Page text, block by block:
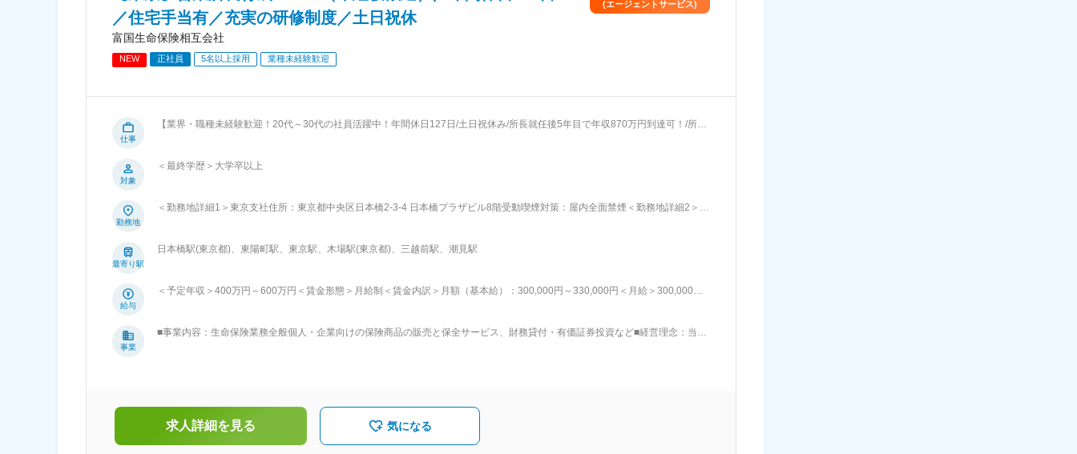
駅、静岡駅、第一通り駅、伏見駅(愛知県)、三井
寺駅、四条駅(京都市営)、福島駅(大阪府・阪神
線)、なんば駅(地下鉄)、神戸三宮駅(阪神)、県庁
通り駅、袋町駅、阿波富田駅、高松築港駅、松
山市駅、県庁前駅(高知県)、旦過駅、中洲川端
前駅、西別院駅、京成千葉駅、三越前駅、新宿
西口駅、東池袋四丁目駅、立川南駅、日吉町
河原町駅、北新地駅、大阪難波駅、貿易センタ
長崎駅前駅、熊本城・市役所前駅、甲東中学校
／住宅手当有／充実の研修制度／土日祝休
富国生命保険相互会社
(エージェントサービス)
NEW 正社員 5名以上採用 業種未経験歓迎
仕事
【業界・職種未経験歓迎！20代～30代の社員活躍中！年間休日127日/土日祝休み/所長就任後5年目で年収870万円到達可！/所定
コースです。 未経験採用を前提としているため、研修などの育成体制は充実しております。 営業所長昇格後は全国461の各営業
・営業戦略の策定,販促用ツールの企画 ・営業所の実績向上を目的とした、キャンペーンやイベントの企画・運営 ■入社後の流
さま対応等の現場での個人営業を経験 ↓ ・事務研修／2ヵ月 お客さま対応や事務処理、経営費管理、労務管理等の習得 ↓ ・採用
共に育児休職取得率は100%！ ・時差出勤制度、社宅制度（営業所長就任後、利用可）も完備 ・住宅手当や家族手当、退職金手
へお支払いする保険）なので、配当還元が充実しており、実質的な保険料負担の軽減を図っております。「健康配当」にも注力
しており、健康であれば健康配当のお支払いが続くという仕組みに強みがあります。 変更の範囲：会社の定める業務
対象
＜最終学歴＞大学卒以上
勤務地
＜勤務地詳細1＞東京支社住所：東京都中央区日本橋2-3-4 日本橋プラザビル8階受動喫煙対策：屋内全面禁煙＜勤務地詳細2＞東
最寄り駅
日本橋駅(東京都)、東陽町駅、東京駅、木場駅(東京都)、三越前駅、潮見駅
給与
＜予定年収＞400万円～600万円＜賃金形態＞月給制＜賃金内訳＞月額（基本給）：300,000円～330,000円＜月給＞300,000円
月給33万円+住宅手当4万円+家族手当3万7000円賃金はあくまでも目安の金額であり、選考を通じて上下する可能性がありま
事業
■事業内容：生命保険業務全般個人・企業向けの保険商品の販売と保全サービス、財務貸付・有価証券投資など■経営理念：当社
点」としてまいります。■特徴・強み：【相互会社という形態】生命保険会社の経営形態には「相互会社」と「株式会社」の2つ
があり、富国生命は相互会社です。相互会社は、生命保険が相互扶助の仕組みであるということから、保険業法により保険会社
だけに認められている会社形態です。契約者さまは原則「社員※」となり、会社の構成員として会社の運営に参加することがで
きます。株式会社の場合は「株主」がこれに当たります。会社で出た利益は「配当金」として、お客様に還元できる仕組みが相
求人詳細を見る 気になる